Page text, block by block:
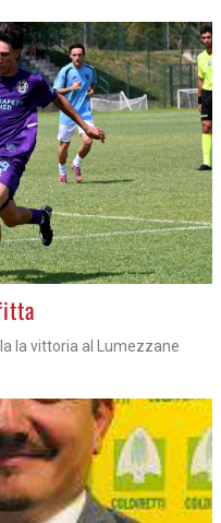
la vittoria al Lumezzane